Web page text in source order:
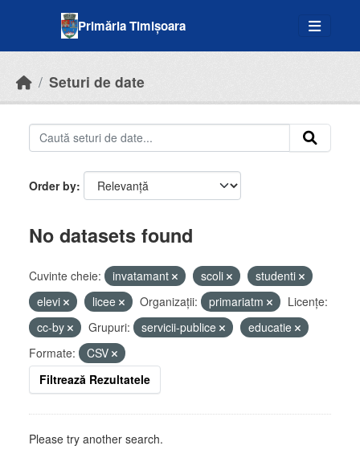
Primăria Timișoara
Seturi de date
Order by
No datasets found
Cuvinte cheie: invatamant scoli
studenti
elevi
licee Organizații: primariatm
Licenţe:
cc-by
Grupuri: servicii-publice
educatie
Formate:
CSV
Filtrează Rezultatele
Please try another search.